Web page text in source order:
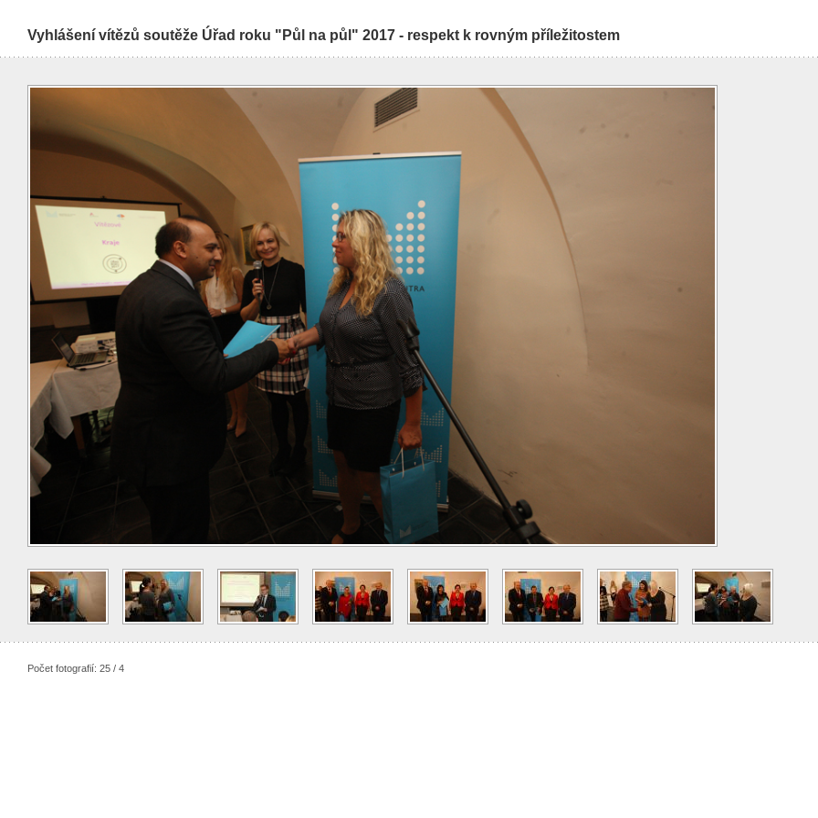
Vyhlášení vítězů soutěže Úřad roku "Půl na půl" 2017 - respekt k rovným příležitostem
Počet fotografií: 25 / 4